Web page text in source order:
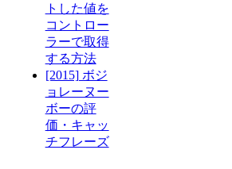
トした値を
コントロー
ラーで取得
する方法
[2015] ボジ
ョレーヌー
ボーの評
価・キャッ
チフレーズ